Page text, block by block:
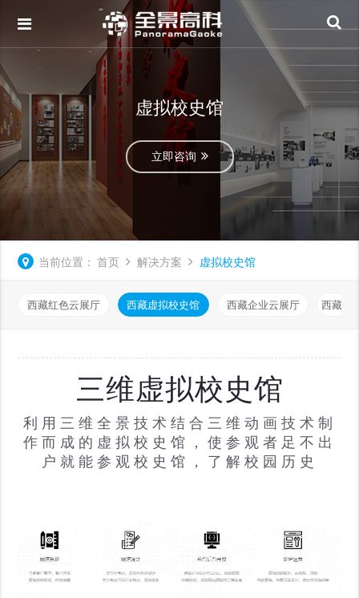
虚拟校史馆
立即咨询
当前位置： 首页 解决方案 虚拟校史馆
西藏红色云展厅 西藏虚拟校史馆 西藏企业云展厅 西藏虚
三维虚拟校史馆
利用三维全景技术结合三维动画技术制
作而成的虚拟校史馆，使参观者足不出
户就能参观校史馆，了解校园历史